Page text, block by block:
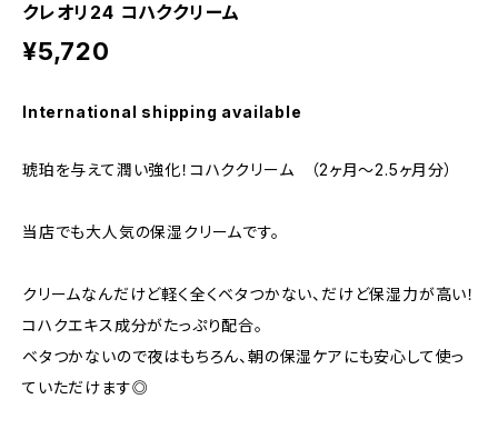
クレオリ24 コハククリーム
¥5,720
International shipping available
琥珀を与えて潤い強化！コハククリーム （2ヶ月〜2.5ヶ月分）
当店でも大人気の保湿クリームです。
クリームなんだけど軽く全くベタつかない、だけど保湿力が高い！
コハクエキス成分がたっぷり配合。
ベタつかないので夜はもちろん、朝の保湿ケアにも安心して使っ
ていただけます◎